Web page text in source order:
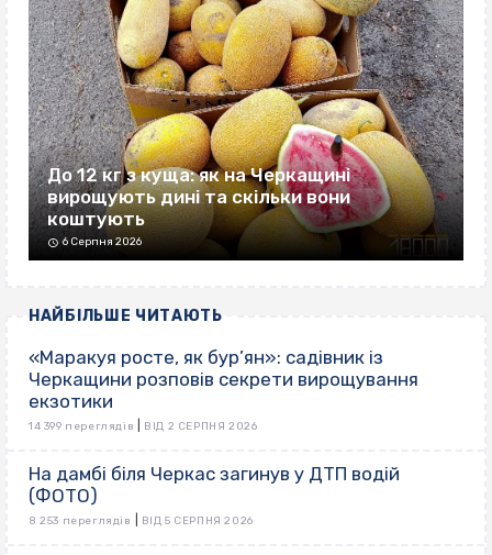
До 12 кг з куща: як на Черкащині
вирощують дині та скільки вони
коштують
6 Серпня 2026
НАЙБІЛЬШЕ ЧИТАЮТЬ
«Маракуя росте, як бур’ян»: садівник із
Черкащини розповів секрети вирощування
екзотики
14 399 переглядів ВІД 2 СЕРПНЯ 2026
На дамбі біля Черкас загинув у ДТП водій
(ФОТО)
8 253 переглядів ВІД 5 СЕРПНЯ 2026